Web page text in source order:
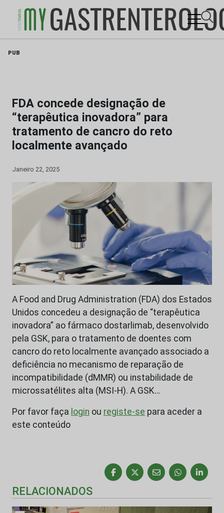
PUB
FDA concede designação de
“terapêutica inovadora” para
tratamento de cancro do reto
localmente avançado
Janeiro 22, 2025
A Food and Drug Administration (FDA) dos Estados
Unidos concedeu a designação de “terapêutica
inovadora” ao fármaco dostarlimab, desenvolvido
pela GSK, para o tratamento de doentes com
cancro do reto localmente avançado associado a
deficiência no mecanismo de reparação de
incompatibilidade (dMMR) ou instabilidade de
microssatélites alta (MSI-H). A GSK…
Por favor faça login ou registe-se para aceder a
este conteúdo
RELACIONADOS